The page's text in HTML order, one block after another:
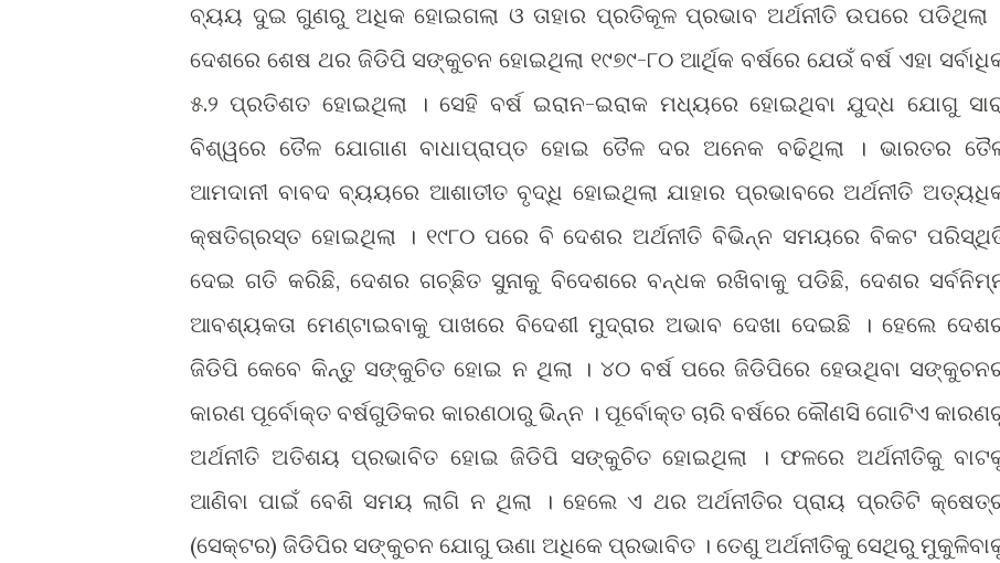
ବ୍ୟୟ ଦୁଇ ଗୁଣରୁ ଅଧିକ ହୋଇଗଲା ଓ ତାହାର ପ୍ରତିକୂଳ ପ୍ରଭାବ ଅର୍ଥନୀତି ଉପରେ ପଡିଥିଲା
ଦେଶରେ ଶେଷ ଥର ଜିଡିପି ସଙ୍କୁଚନ ହୋଇଥିଲା ୧୯୭୯-୮୦ ଆର୍ଥିକ ବର୍ଷରେ ଯେଉଁ ବର୍ଷ ଏହା
୫.୨ ପ୍ରତିଶତ ହୋଇଥିଲା । ସେହି ବର୍ଷ ଇରାନ-ଇରାକ ମଧ୍ୟରେ ହୋଇଥିବା ଯୁଦ୍ଧ ଯୋଗୁ
ବିଶ୍ୱରେ ତୈଳ ଯୋଗାଣ ବାଧାପ୍ରାପ୍ତ ହୋଇ ତୈଳ ଦର ଅନେକ ବଢିଥିଲା । ଭାରତର
ଆମଦାନୀ ବାବଦ ବ୍ୟୟରେ ଆଶାତୀତ ବୃଦ୍ଧି ହୋଇଥିଲା ଯାହାର ପ୍ରଭାବରେ ଅର୍ଥନୀତି
କ୍ଷତିଗ୍ରସ୍ତ ହୋଇଥିଲା । ୧୯୮୦ ପରେ ବି ଦେଶର ଅର୍ଥନୀତି ବିଭିନ୍ନ ସମୟରେ ବିକଟ
ଦେଇ ଗତି କରିଛି, ଦେଶର ଗଚ୍ଛିତ ସୁନାକୁ ବିଦେଶରେ ବନ୍ଧକ ରଖିବାକୁ ପଡିଛି, ଦେଶର
ଆବଶ୍ୟକତା ମେଣ୍ଟାଇବାକୁ ପାଖରେ ବିଦେଶୀ ମୁଦ୍ରାର ଅଭାବ ଦେଖା ଦେଇଛି । ହେଲେ
ଜିଡିପି କେବେ କିନ୍ତୁ ସଙ୍କୁଚିତ ହୋଇ ନ ଥିଲା । ୪୦ ବର୍ଷ ପରେ ଜିଡିପିରେ ହେଉଥିବା
କାରଣ ପୂର୍ବୋକ୍ତ ବର୍ଷଗୁଡିକର କାରଣଠାରୁ ଭିନ୍ନ । ପୂର୍ବୋକ୍ତ ଚାରି ବର୍ଷରେ କୌଣସି ଗୋଟିଏ
ଅର୍ଥନୀତି ଅତିଶୟ ପ୍ରଭାବିତ ହୋଇ ଜିଡିପି ସଙ୍କୁଚିତ ହୋଇଥିଲା । ଫଳରେ ଅର୍ଥନୀତିକୁ
ଆଣିବା ପାଇଁ ବେଶି ସମୟ ଲାଗି ନ ଥିଲା । ହେଲେ ଏ ଥର ଅର୍ଥନୀତିର ପ୍ରାୟ ପ୍ରତିଟି
(ସେକ୍ଟର) ଜିଡିପିର ସଙ୍କୁଚନ ଯୋଗୁ ଊଣା ଅଧିକେ ପ୍ରଭାବିତ । ତେଣୁ ଅର୍ଥନୀତିକୁ ସେଥିରୁ